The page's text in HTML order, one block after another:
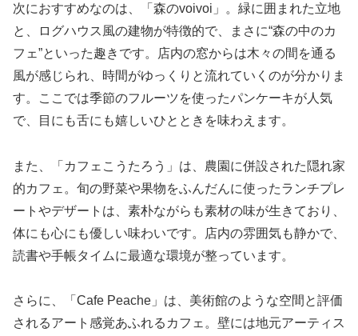
次におすすめなのは、「森のvoivoi」。緑に囲まれた立地
と、ログハウス風の建物が特徴的で、まさに“森の中のカ
フェ”といった趣きです。店内の窓からは木々の間を通る
風が感じられ、時間がゆっくりと流れていくのが分かりま
す。ここでは季節のフルーツを使ったパンケーキが人気
で、目にも舌にも嬉しいひとときを味わえます。
また、「カフェこうたろう」は、農園に併設された隠れ家
的カフェ。旬の野菜や果物をふんだんに使ったランチプレ
ートやデザートは、素朴ながらも素材の味が生きており、
体にも心にも優しい味わいです。店内の雰囲気も静かで、
読書や手帳タイムに最適な環境が整っています。
さらに、「Cafe Peache」は、美術館のような空間と評価
されるアート感覚あふれるカフェ。壁には地元アーティス